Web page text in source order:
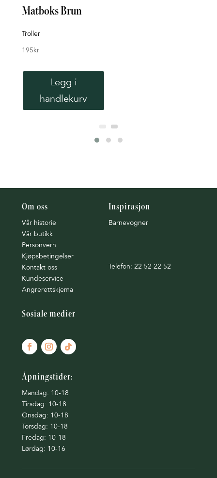
Matboks Brun
Troller
195kr
Legg i
handlekurv
Om oss
Vår historie
Vår butikk
Personvern
Kjøpsbetingelser
Kontakt oss
Kundeservice
Angrerettskjema
Inspirasjon
Barnevogner
Telefon: 22 52 22 52
Sosiale medier
Åpningstider:
Mandag: 10-18
Tirsdag: 10-18
Onsdag: 10-18
Torsdag: 10-18
Fredag: 10-18
Lørdag: 10-16